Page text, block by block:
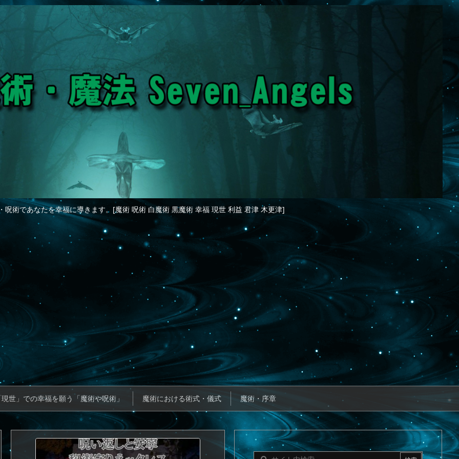
術であなたを幸福に導きます。[魔術 呪術 白魔術 黒魔術 幸福 現世 利益 君津 木更津]
世」での幸福を願う「魔術や呪術」 魔術における術式・儀式 魔術・序章